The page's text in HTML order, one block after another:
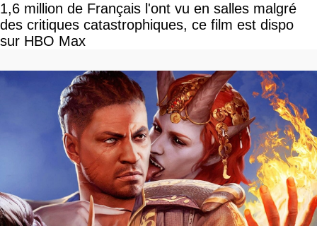
1,6 million de Français l'ont vu en salles malgré
des critiques catastrophiques, ce film est dispo
sur HBO Max